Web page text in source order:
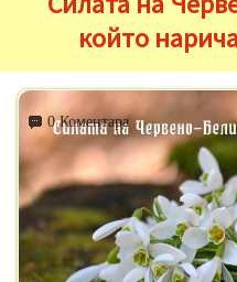
който
0 Коментара